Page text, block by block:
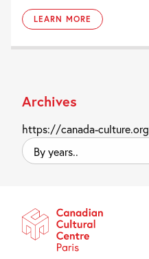
LEARN MORE
Archives
https://canada-
By
years..